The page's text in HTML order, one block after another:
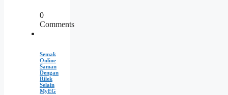
0
Comments
Semak
Online
Saman
Dengan
Rilek
Selain
MyEG